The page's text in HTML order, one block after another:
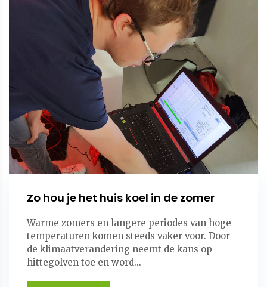
Zo hou je het huis koel in de zomer
Warme zomers en langere periodes van hoge
temperaturen komen steeds vaker voor. Door
de klimaatverandering neemt de kans op
hittegolven toe en word...